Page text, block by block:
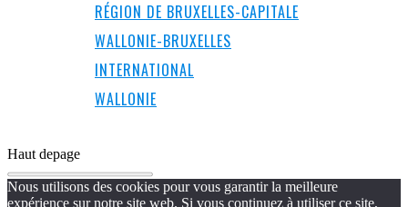
RÉGION DE BRUXELLES-CAPITALE
WALLONIE-BRUXELLES
INTERNATIONAL
WALLONIE
Haut depage
Nous utilisons des cookies pour vous garantir la meilleure
expérience sur notre site web. Si vous continuez à utiliser ce site,